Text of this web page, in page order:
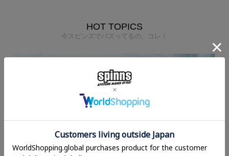
HOT TOPICS
今スピンズでバズってるの、コレ！